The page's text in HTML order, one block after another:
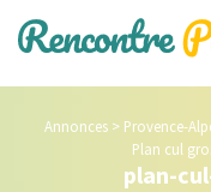
Annonces > Provence-
Plan cul
plan-